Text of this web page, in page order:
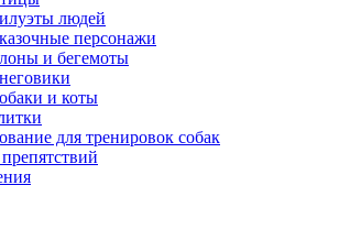
людей
персонажи
и бегемоты
и коты
для тренировок собак